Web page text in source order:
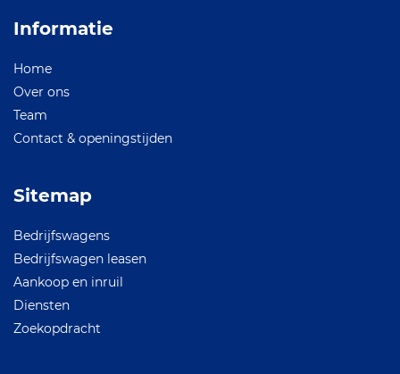
Informatie
Home
Over ons
Team
Contact & openingstijden
Sitemap
Bedrijfswagens
Bedrijfswagen leasen
Aankoop en inruil
Diensten
Zoekopdracht